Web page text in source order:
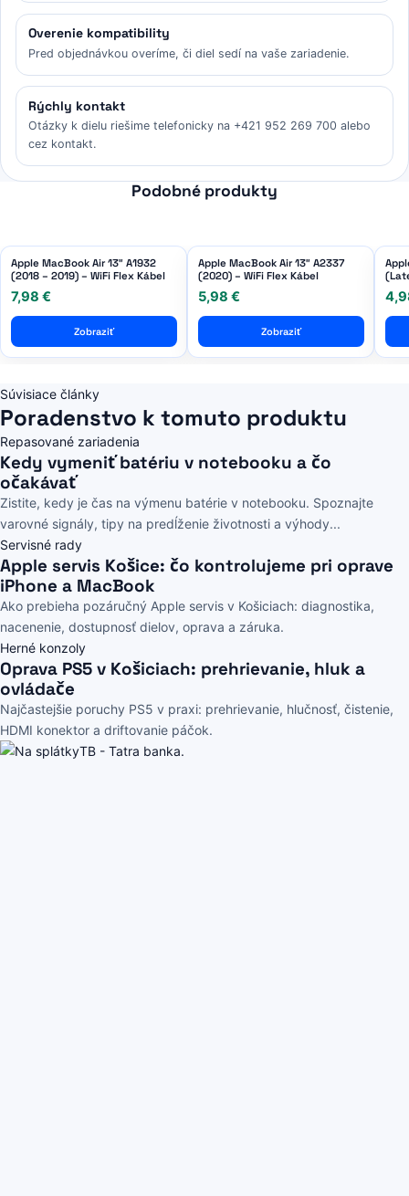
Overenie kompatibility
Pred objednávkou overíme, či diel sedí na vaše zariadenie.
Rýchly kontakt
Otázky k dielu riešime telefonicky na +421 952 269 700 alebo
cez kontakt.
Podobné produkty
Apple MacBook Air 13″ A1932
(2018 – 2019) – WiFi Flex Kábel
7,98 €
Zobraziť
Apple MacBook Air 13″ A2337
(2020) – WiFi Flex Kábel
5,98 €
Zobraziť
Súvisiace články
Poradenstvo k tomuto produktu
Repasované zariadenia
Kedy vymeniť batériu v notebooku a čo
očakávať
Zistite, kedy je čas na výmenu batérie v notebooku. Spoznajte
varovné signály, tipy na predĺženie životnosti a výhody...
Servisné rady
Apple servis Košice: čo kontrolujeme pri oprave
iPhone a MacBook
Ako prebieha pozáručný Apple servis v Košiciach: diagnostika,
nacenenie, dostupnosť dielov, oprava a záruka.
Herné konzoly
Oprava PS5 v Košiciach: prehrievanie, hluk a
ovládače
Najčastejšie poruchy PS5 v praxi: prehrievanie, hlučnosť, čistenie,
HDMI konektor a driftovanie páčok.